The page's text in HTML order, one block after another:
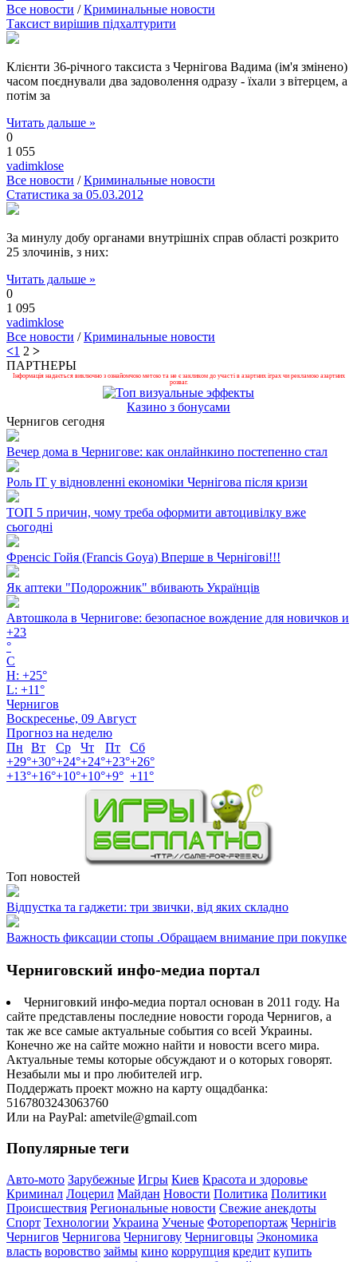
Все новости /Криминальные новости
Таксист вирішив підхалтурити
Клієнти 36-річного таксиста з Чернігова Вадима (ім'я змінено)
часом поєднували два задоволення одразу - їхали з вітерцем, а
потім за
Читать дальше »
0
1 055
vadimklose
Все новости /Криминальные новости
Статистика за 05.03.2012
За минулу добу органами внутрішніх справ області розкрито
25 злочинів, з них:
Читать дальше »
0
1 095
vadimklose
Все новости /Криминальные новости
<1 2 >
ПАРТНЕРЫ
Інформація надається виключно з ознайомчою метою та не є закликом до участі в азартних іграх чи рекламою азартних
розваг.
Казино з бонусами
Чернигов сегодня
Вечер дома в Чернигове: как онлайнкино постепенно стал
Роль ІТ у відновленні економіки Чернігова після кризи
ТОП 5 причин, чому треба оформити автоцивілку вже
сьогодні
Френсіс Гойя (Francis Goya) Вперше в Чернігові!!!
Як аптеки "Подорожник" вбивають Українців
Автошкола в Чернигове: безопасное вождение для новичков и
+23
°
C
H: +25°
L: +11°
Чернигов
Воскресенье, 09 Август
Прогноз на неделю
Пн
Вт Ср Чт Пт
Сб
+29°+30°+24°+24°+23°+26°
+13°+16°+10°+10°+9° +11°
Топ новостей
Відпустка та гаджети: три звички, від яких складно
Важность фиксации стопы .Обращаем внимание при покупке
Черниговский инфо-медиа портал
Черниговкий инфо-медиа портал основан в 2011 году. На
сайте представлены последние новости города Чернигов, а
так же все самые актуальные события со всей Украины.
Конечно же на сайте можно найти и новости всего мира.
Актуальные темы которые обсуждают и о которых говорят.
Незабыли мы и про любителей игр.
Поддержать проект можно на карту ощадбанка:
5167803243063760
Или на PayPal: ametvile@gmail.com
Популярные теги
Авто-мото Зарубежные Игры Киев Красота и здоровье
Криминал Лоцерил Майдан Новости Политика Политики
Происшествия Региональные новости Свежие анекдоты
Спорт Технологии Украина Ученые Фоторепортаж Чернігів
Чернигов Чернигова Чернигову Черниговцы Экономика
власть воровство займы кино коррупция кредит купить